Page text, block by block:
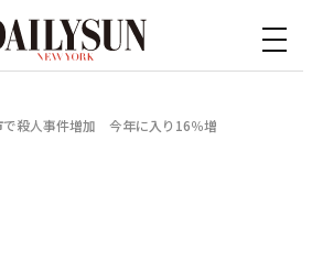
で殺人事件増加 今年に入り16％増